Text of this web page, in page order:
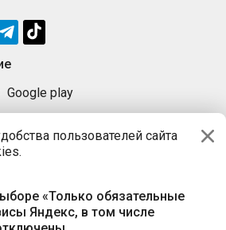
пользователей сайта
«Только обязательные
Яндекс, в том числе
Google play
ООО «ПРАЦА БАЙ»
г. Минск, пр-т Независимости